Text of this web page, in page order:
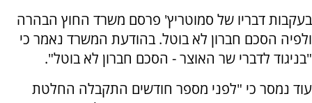
בעקבות דבריו של סמוטריץ' פרסם משרד החוץ הבהרה
ולפיה הסכם חברון לא בוטל. בהודעת המשרד נאמר כי
"בניגוד לדברי שר האוצר - הסכם חברון לא בוטל".
עוד נמסר כי "לפני מספר חודשים התקבלה החלטת